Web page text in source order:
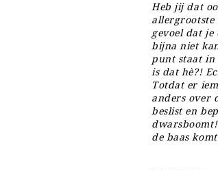
Heb jij dat
allergrootste
gevoel dat
bijna niet
punt staat in
is dat hè?!
Totdat er
anders over
beslist en
de baas